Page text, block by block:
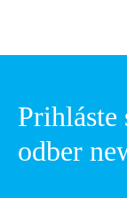
Prihláste
odber